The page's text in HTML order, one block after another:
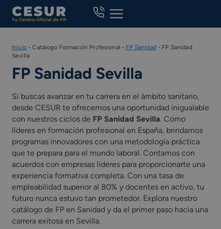
Skip
content
Inicio-Catálogo Formación Profesional - FP Sanidad - FP Sanidad
Sevilla
FP Sanidad Sevilla
Si buscas avanzar en tu carrera en el ámbito sanitario,
desde CESUR te ofrecemos una oportunidad inigualable
con nuestros ciclos de FP Sanidad Sevilla. Como
líderes en formación profesional en España, brindamos
programas innovadores con una metodología práctica
que te prepara para el mundo laboral. Contamos con
acuerdos con empresas líderes para proporcionarte una
experiencia formativa completa. Con una tasa de
empleabilidad superior al 80% y docentes en activo, tu
futuro nunca estuvo tan prometedor. Explora nuestro
catálogo de FP en Sanidad y da el primer paso hacia una
carrera exitosa en Sevilla.